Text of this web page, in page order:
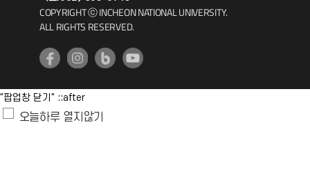
기초교육원
사회봉사센터
COPYRIGHT ⓒ INCHEON NATIONAL UNIVERSITY.
ALL RIGHTS RESERVED.
"팝업창 닫기" ::after
오늘하루 열지않기